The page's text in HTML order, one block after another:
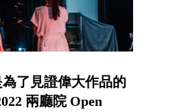
了見證偉大作品的
兩廳院 Open